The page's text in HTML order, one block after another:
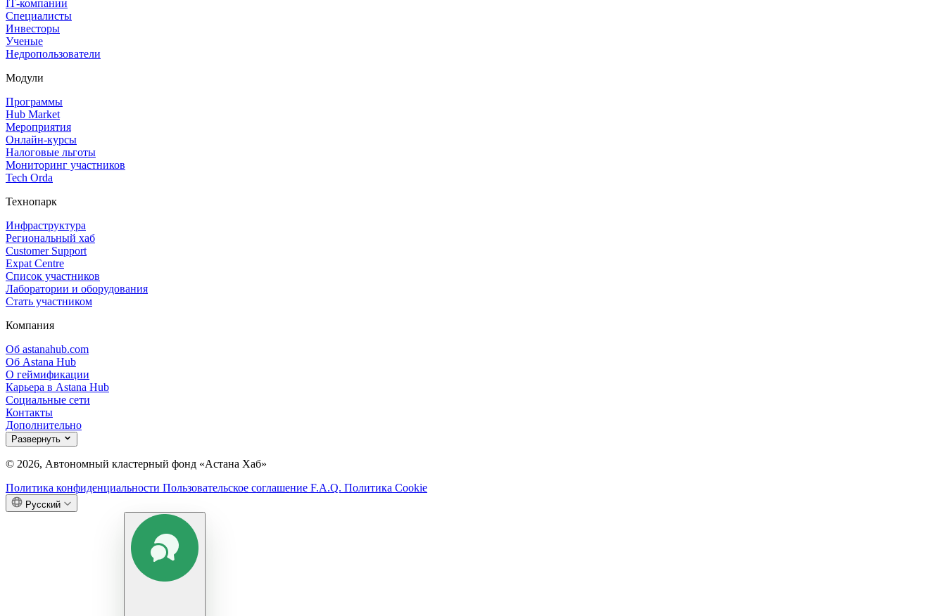
IT‑компании
Специалисты
Инвесторы
Ученые
Недропользователи
Модули
Программы
Hub Market
Мероприятия
Онлайн‑курсы
Налоговые льготы
Мониторинг участников
Tech Orda
Технопарк
Инфраструктура
Региональный хаб
Customer Support
Expat Centre
Список участников
Лаборатории и оборудования
Стать участником
Компания
Об astanahub.com
Об Astana Hub
О геймификации
Карьера в Astana Hub
Социальные сети
Контакты
Дополнительно
Развернуть
© 2026, Автономный кластерный фонд «Астана Хаб»
Политика конфиденциальности Пользовательское соглашение F.A.Q. Политика Cookie
Русский